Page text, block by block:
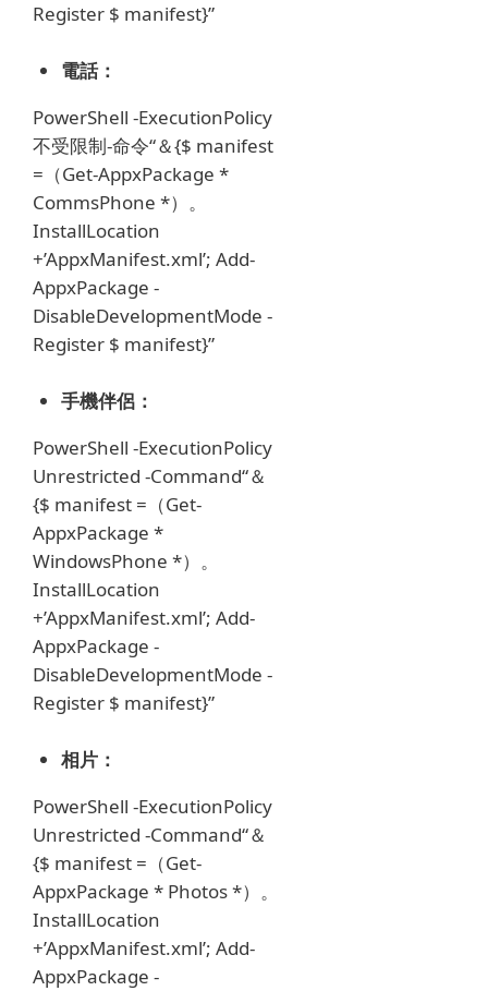
Register $ manifest}”
電話：
PowerShell -ExecutionPolicy
不受限制-命令“＆{$ manifest
=（Get-AppxPackage *
CommsPhone *）。
InstallLocation
+’AppxManifest.xml’; Add-
AppxPackage -
DisableDevelopmentMode -
Register $ manifest}”
手機伴侶：
PowerShell -ExecutionPolicy
Unrestricted -Command“＆
{$ manifest =（Get-
AppxPackage *
WindowsPhone *）。
InstallLocation
+’AppxManifest.xml’; Add-
AppxPackage -
DisableDevelopmentMode -
Register $ manifest}”
相片：
PowerShell -ExecutionPolicy
Unrestricted -Command“＆
{$ manifest =（Get-
AppxPackage * Photos *）。
InstallLocation
+’AppxManifest.xml’; Add-
AppxPackage -